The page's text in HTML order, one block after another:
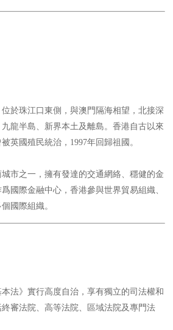
於珠江口東側，與澳門隔海相望，北接深
龍半島、新界本土及離島。香港自古以來
英國殖民統治，1997年回歸祖國。
市之一，擁有發達的交通網絡、穩健的金
國際金融中心，香港參與世界貿易組織、
國際組織。
法》實行高度自治，享有獨立的司法權和
審法院、高等法院、區域法院及專門法